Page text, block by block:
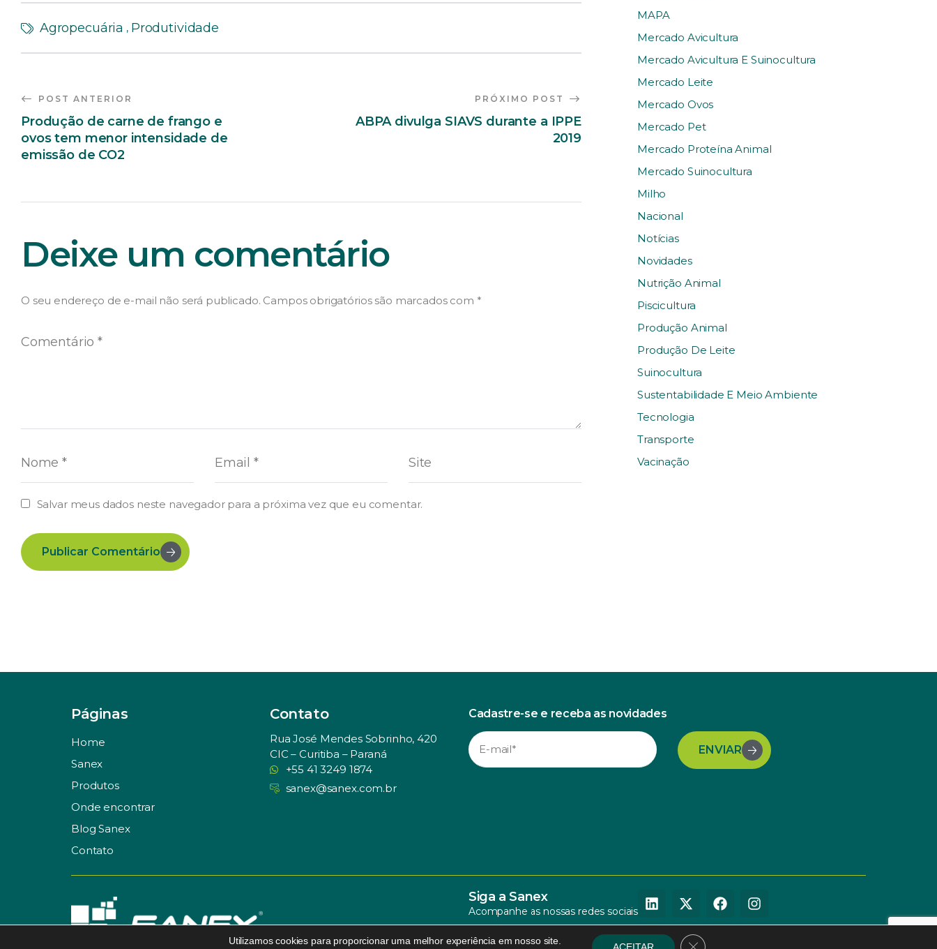
Agropecuária , Produtividade
POST ANTERIOR
Produção de carne de frango e
ovos tem menor intensidade de
emissão de CO2
PRÓXIMO POST
ABPA divulga SIAVS durante a IPPE
2019
Deixe um comentário
O seu endereço de e-mail não será publicado. Campos obrigatórios são marcados com *
Salvar meus dados neste navegador para a próxima vez que eu comentar.
Publicar Comentário
MAPA
Mercado Avicultura
Mercado Avicultura E Suinocultura
Mercado Leite
Mercado Ovos
Mercado Pet
Mercado Proteína Animal
Mercado Suinocultura
Milho
Nacional
Notícias
Novidades
Nutrição Animal
Piscicultura
Produção Animal
Produção De Leite
Suinocultura
Sustentabilidade E Meio Ambiente
Tecnologia
Transporte
Vacinação
Páginas
Home
Sanex
Produtos
Onde encontrar
Blog Sanex
Contato
Contato
Rua José Mendes Sobrinho, 420
CIC – Curitiba – Paraná
+55 41 3249 1874
sanex@sanex.com.br
Cadastre-se e receba as novidades
ENVIAR
Siga a Sanex
Acompanhe as nossas redes sociais
Utilizamos cookies para proporcionar uma melhor experiência em nosso site.
Close GDPR Cookie Banner